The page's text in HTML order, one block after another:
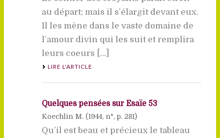
au départ; mais il s’élargit devant eux.
Il les mène dans le vaste domaine de
l’amour divin qui les suit et remplira
leurs coeurs [...]
LIRE L'ARTICLE
Quelques pensées sur Esaïe 53
Koechlin M. (1944, n°, p. 281)
Qu’il est beau et précieux le tableau